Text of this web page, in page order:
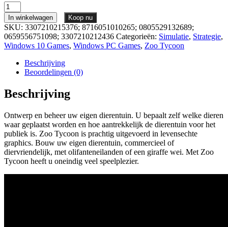
Zoo
Tycoon
NL
aantal
In winkelwagen Koop nu
SKU: 3307210215376; 8716051010265; 0805529132689;
0659556751098; 3307210212436 Categorieën: Simulatie, Strategie,
Windows 10 Games, Windows PC Games, Zoo Tycoon
Beschrijving
Beoordelingen (0)
Beschrijving
Ontwerp en beheer uw eigen dierentuin. U bepaalt zelf welke dieren
waar geplaatst worden en hoe aantrekkelijk de dierentuin voor het
publiek is. Zoo Tycoon is prachtig uitgevoerd in levensechte
graphics. Bouw uw eigen dierentuin, commercieel of
diervriendelijk, met olifanteneilanden of een giraffe wei. Met Zoo
Tycoon heeft u oneindig veel speelplezier.